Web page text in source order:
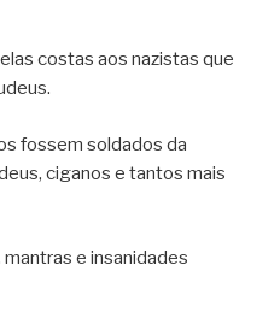
costas aos nazistas que
fossem soldados da
ciganos e tantos mais
e insanidades